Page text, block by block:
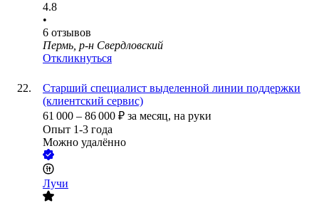
4.8
•
6 отзывов
Пермь, р-н Свердловский
Откликнуться
Старший специалист выделенной линии поддержки
(клиентский сервис)
61 000 – 86 000 ₽ за месяц, на руки
Опыт 1-3 года
Можно удалённо
Лучи